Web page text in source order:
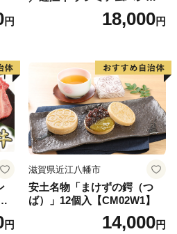
円
ーグ 5個箱入【750ｇ（約150
ｇ×5個）】【Y095W】
18,000円
円
滋賀県近江八幡市
安土名物「まけずの鍔（つ
ば）」12個入【CM02W1】
14,000円